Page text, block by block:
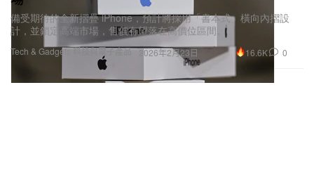
備受期待的全新摺疊 iPhone，預計將採用「書本式」橫向內摺設
計，並鎖定高端市場，售價有望落在高價位區間。
Tech & Gadgets 科技與電子產品 2026年2月23日 16.6K 0